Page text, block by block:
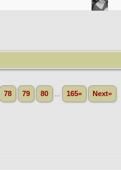
78 79 80 ... 165» Next»